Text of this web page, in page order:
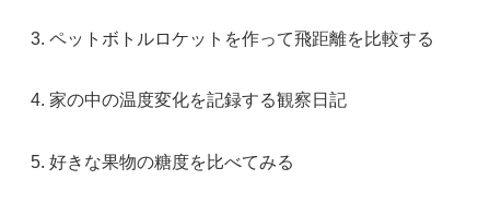
ペットボトルロケットを作って飛距離を比較する
家の中の温度変化を記録する観察日記
好きな果物の糖度を比べてみる